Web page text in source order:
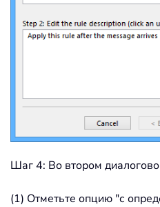
Шаг 4: Во втором
(1) Отметьте опцию "с